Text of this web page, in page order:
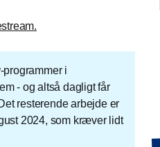
programmer i
- og altså dagligt får
resterende arbejde er
2024, som kræver lidt